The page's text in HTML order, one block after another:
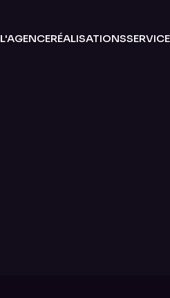
L'AGENCERÉALISATIONS